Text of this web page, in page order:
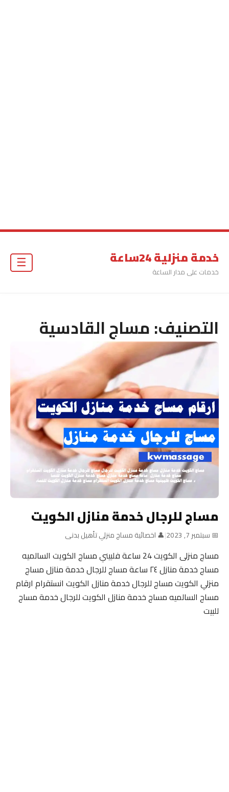
خدمة منزلية 24ساعة
خدمات على مدار الساعة
☰
التصنيف:مساج القادسية
مساج للرجال خدمة منازل الكويت
📅 سبتمبر 7, 2023 |👤 اخصائية مساج منزلي تأهيل بدنى
مساج منزلى الكويت 24 ساعة فلبيني مساج الكويت السالميه
مساج خدمة منازل ٢٤ ساعة مساج للرجال خدمة منازل مساج
منزلي الكويت مساج للرجال خدمة منازل الكويت انستقرام ارقام
مساج السالميه مساج خدمة منازل الكويت للرجال خدمة مساج
للبيت